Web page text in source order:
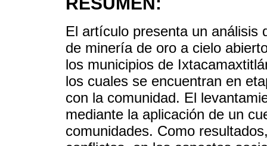
El artículo presenta un análisis
de minería de oro a cielo
los municipios de
los cuales se encuentran en
con la comunidad. El
mediante la aplicación de un
comunidades. Como